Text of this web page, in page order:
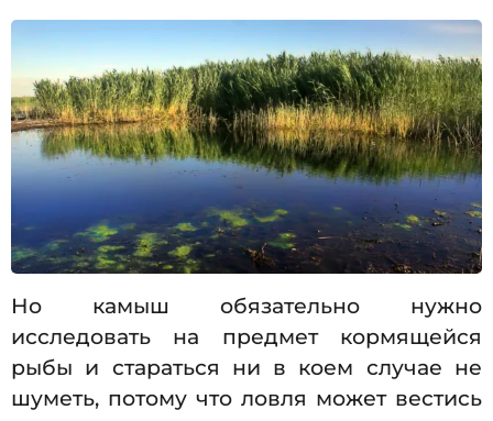
Но камыш обязательно нужно
исследовать на предмет кормящейся
рыбы и стараться ни в коем случае не
шуметь, потому что ловля может вестись